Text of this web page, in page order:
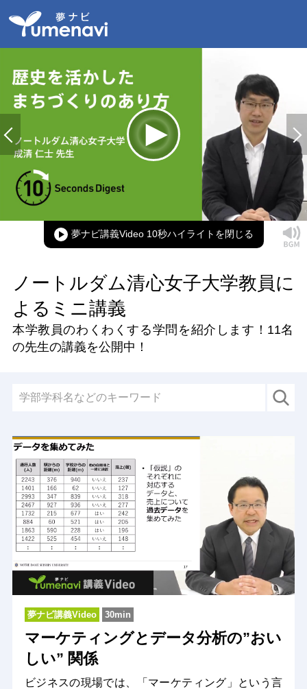
Time
Picture-
in-
Picture
夢ナビ講義Video 10秒ハイライト
ノートルダム清心女子大学教員に
よるミニ講義
本学教員のわくわくする学問を紹介します！ 11名
の先生の講義を公開中！
夢ナビ講義Video 30min
マーケティングとデータ分析の”おい
しい” 関係
ビジネスの現場では、「マーケティング」という言